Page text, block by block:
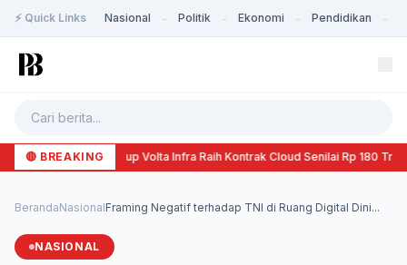
⚡ Quick Links Nasional - Politik - Ekonomi - Pendidikan -
🔴 BREAKINGStartup Volta Infra Raih Kontrak Cloud Senilai Rp 180
BerandaNasionalFraming Negatif terhadap TNI di Ruang Digital Dini...
NASIONAL